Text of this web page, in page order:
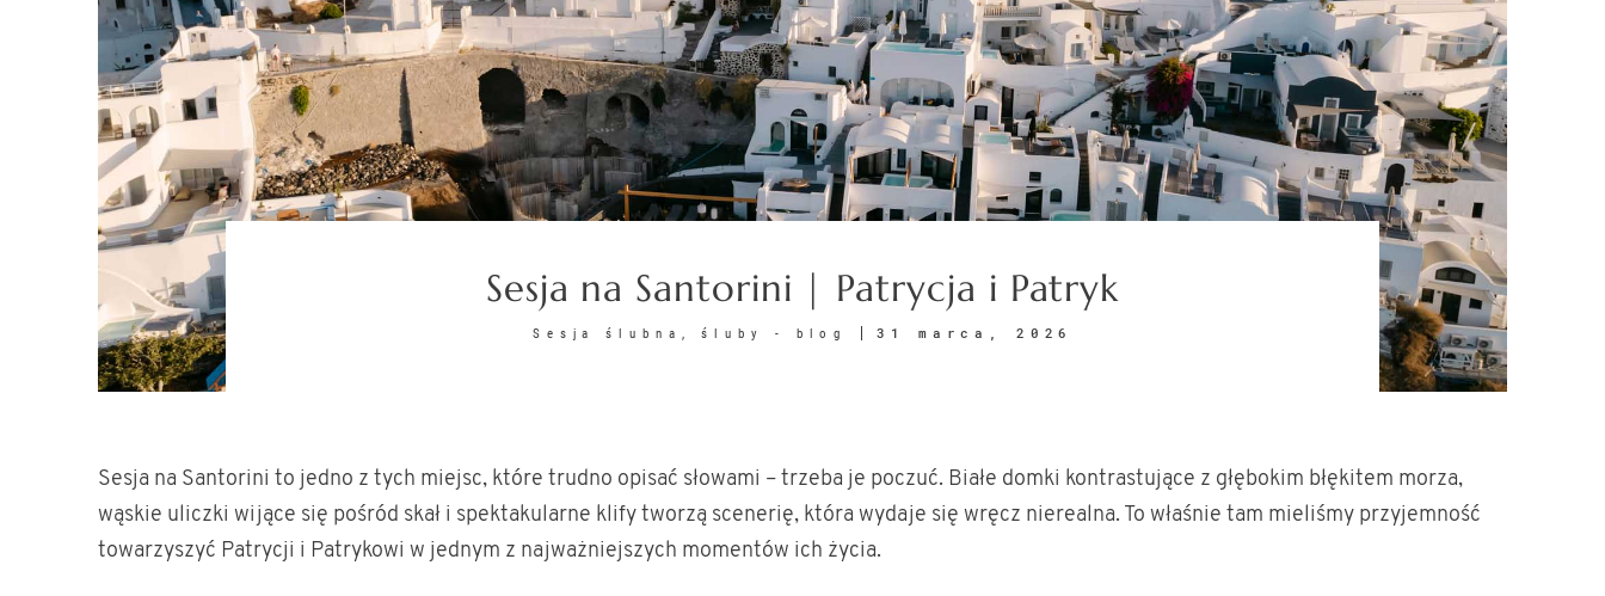
Sesja na Santorini | Patrycja i Patryk
Sesja ślubna śluby - blog 31 marca, 2026
Sesja na Santorini to jedno z tych miejsc, które trudno opisać słowami – trzeba je poczuć. Białe domki kontrastujące z głębokim błękitem morza,
wąskie uliczki wijące się pośród skał i spektakularne klify tworzą scenerię, która wydaje się wręcz nierealna. To właśnie tam mieliśmy przyjemność
towarzyszyć Patrycji i Patrykowi w jednym z najważniejszych momentów ich życia.